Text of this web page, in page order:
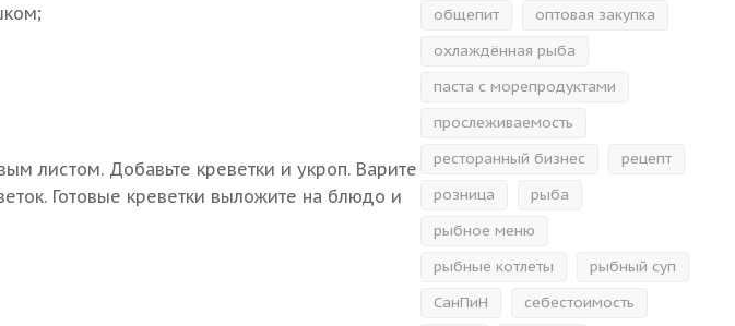
листом. Добавьте креветки и укроп. Варите
Готовые креветки выложите на блюдо и
общепит
оптовая закупка
охлаждённая рыба
паста с морепродуктами
прослеживаемость
ресторанный бизнес
рецепт
розница
рыба
рыбное меню
рыбные котлеты
рыбный суп
СанПиН
себестоимость